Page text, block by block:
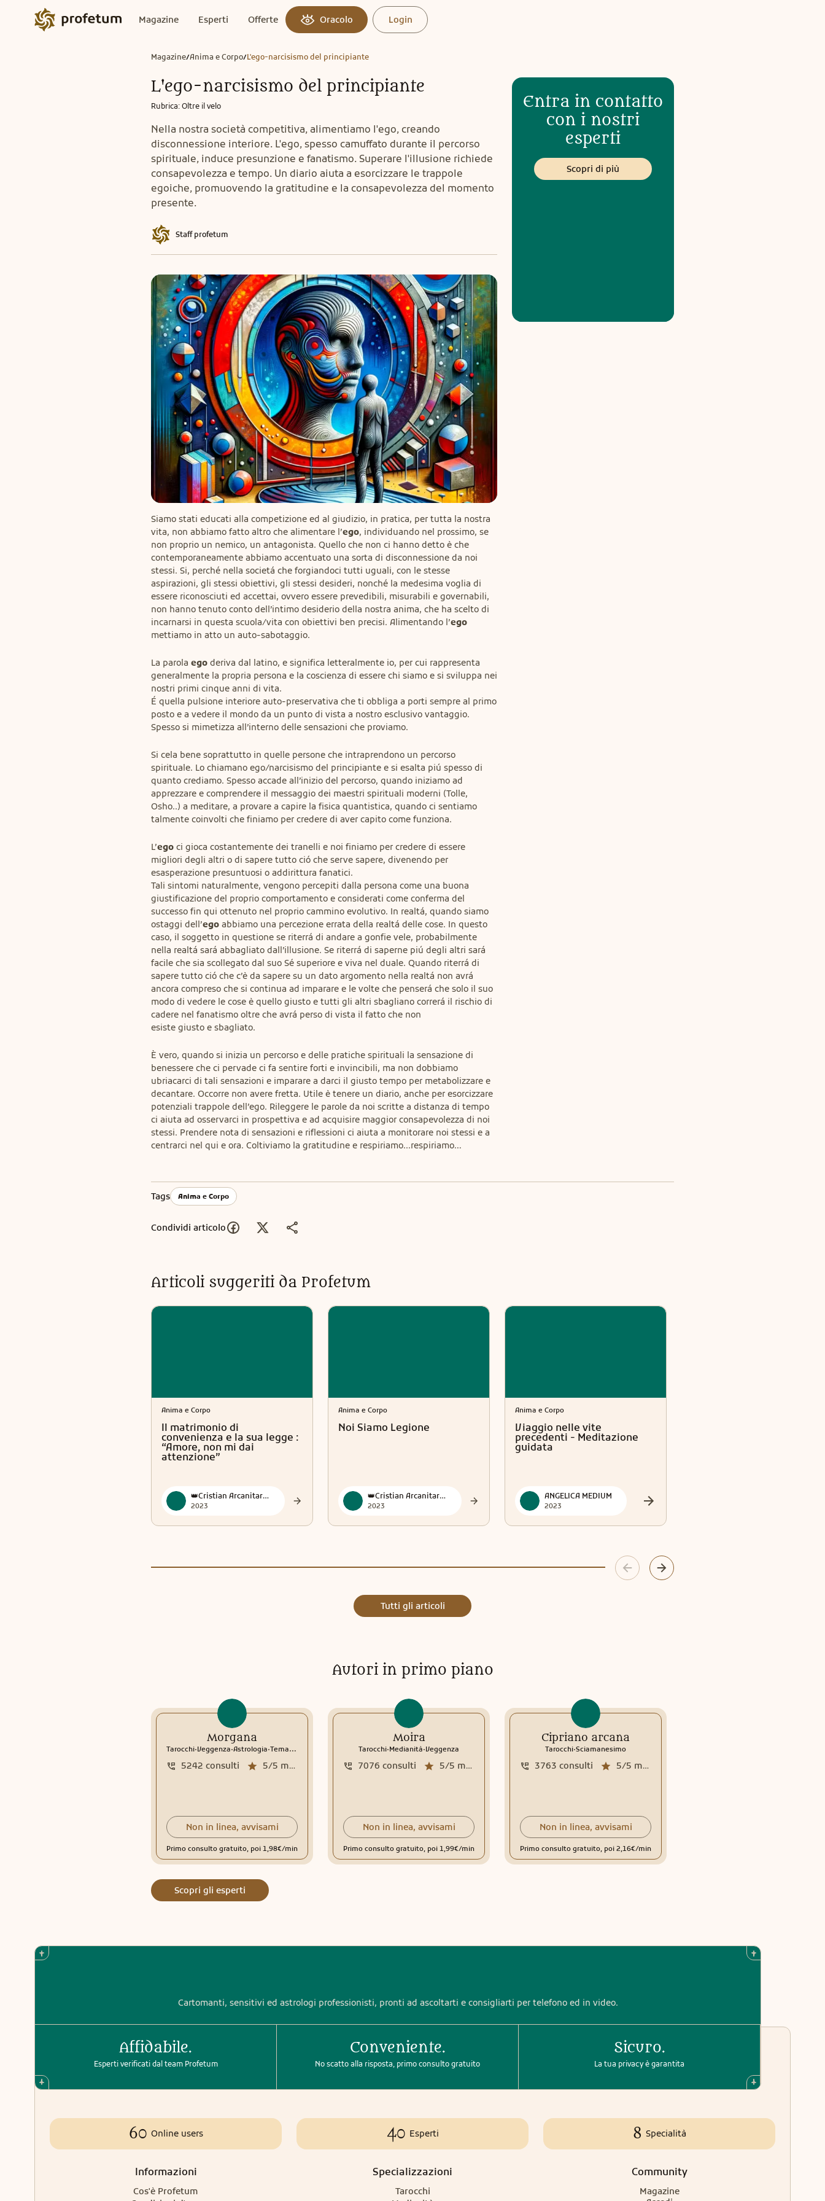
Magazine Esperti Offerte Oracolo Login
Magazine/Anima e Corpo/L'ego-narcisismo del principiante
L'ego-narcisismo del principiante
Rubrica: Oltre il velo
Nella nostra società competitiva, alimentiamo l'ego, creando
disconnessione interiore. L'ego, spesso camuffato durante il percorso
spirituale, induce presunzione e fanatismo. Superare l'illusione richiede
consapevolezza e tempo. Un diario aiuta a esorcizzare le trappole
egoiche, promuovendo la gratitudine e la consapevolezza del momento
presente.
Staff profetum
Siamo stati educati alla competizione ed al giudizio, in pratica, per tutta la nostra
vita, non abbiamo fatto altro che alimentare l’ego, individuando nel prossimo, se
non proprio un nemico, un antagonista. Quello che non ci hanno detto è che
contemporaneamente abbiamo accentuato una sorta di disconnessione da noi
stessi. Si, perché nella societá che forgiandoci tutti uguali, con le stesse
aspirazioni, gli stessi obiettivi, gli stessi desideri, nonché la medesima voglia di
essere riconosciuti ed accettai, ovvero essere prevedibili, misurabili e governabili,
non hanno tenuto conto dell’intimo desiderio della nostra anima, che ha scelto di
incarnarsi in questa scuola/vita con obiettivi ben precisi. Alimentando l’ego
mettiamo in atto un auto-sabotaggio.
La parola ego deriva dal latino, e significa letteralmente io, per cui rappresenta
generalmente la propria persona e la coscienza di essere chi siamo e si sviluppa nei
nostri primi cinque anni di vita.
É quella pulsione interiore auto-preservativa che ti obbliga a porti sempre al primo
posto e a vedere il mondo da un punto di vista a nostro esclusivo vantaggio.
Spesso si mimetizza all’interno delle sensazioni che proviamo.
Si cela bene soprattutto in quelle persone che intraprendono un percorso
spirituale. Lo chiamano ego/narcisismo del principiante e si esalta piú spesso di
quanto crediamo. Spesso accade all’inizio del percorso, quando iniziamo ad
apprezzare e comprendere il messaggio dei maestri spirituali moderni (Tolle,
Osho..) a meditare, a provare a capire la fisica quantistica, quando ci sentiamo
talmente coinvolti che finiamo per credere di aver capito come funziona.
L’ego ci gioca costantemente dei tranelli e noi finiamo per credere di essere
migliori degli altri o di sapere tutto ció che serve sapere, divenendo per
esasperazione presuntuosi o addirittura fanatici.
Tali sintomi naturalmente, vengono percepiti dalla persona come una buona
giustificazione del proprio comportamento e considerati come conferma del
successo fin qui ottenuto nel proprio cammino evolutivo. In realtá, quando siamo
ostaggi dell’ego abbiamo una percezione errata della realtá delle cose. In questo
caso, il soggetto in questione se riterrá di andare a gonfie vele, probabilmente
nella realtá sará abbagliato dall’illusione. Se riterrá di saperne piú degli altri sará
facile che sia scollegato dal suo Sé superiore e viva nel duale. Quando riterrá di
sapere tutto ció che c’è da sapere su un dato argomento nella realtá non avrá
ancora compreso che si continua ad imparare e le volte che penserá che solo il suo
modo di vedere le cose è quello giusto e tutti gli altri sbagliano correrá il rischio di
cadere nel fanatismo oltre che avrá perso di vista il fatto che non
esiste giusto e sbagliato.
È vero, quando si inizia un percorso e delle pratiche spirituali la sensazione di
benessere che ci pervade ci fa sentire forti e invincibili, ma non dobbiamo
ubriacarci di tali sensazioni e imparare a darci il giusto tempo per metabolizzare e
decantare. Occorre non avere fretta. Utile è tenere un diario, anche per esorcizzare
potenziali trappole dell’ego. Rileggere le parole da noi scritte a distanza di tempo
ci aiuta ad osservarci in prospettiva e ad acquisire maggior consapevolezza di noi
stessi. Prendere nota di sensazioni e riflessioni ci aiuta a monitorare noi stessi e a
centrarci nel qui e ora. Coltiviamo la gratitudine e respiriamo...respiriamo…
Entra in contatto
con i nostri
esperti
Scopri di più
Tags Anima e Corpo
Condividi articolo
Articoli suggeriti da Profetum
Anima e Corpo
Il matrimonio di
convenienza e la sua legge :
“Amore, non mi dai
attenzione”
👑Cristian Arcanitarocchi👑 Official
2023
Anima e Corpo
Noi Siamo Legione
👑Cristian Arcanitarocchi👑 Official
2023
Anima e Corpo
Viaggio nelle vite
precedenti - Meditazione
guidata
ANGELICA MEDIUM
2023
Tutti gli articoli
Autori in primo piano
Morgana
Tarocchi.Veggenza.Astrologia.Tema natale Interpretazione sogni
5/5 media recensioni
5242 consulti
Non in linea, avvisami
Primo consulto gratuito, poi 1,98€/min
Moira
Tarocchi.Medianità.Veggenza
5/5 media recensioni
7076 consulti
Non in linea, avvisami
Primo consulto gratuito, poi 1,99€/min
Cipriano arcana
Tarocchi.Sciamanesimo
5/5 media recensioni
3763 consulti
Non in linea, avvisami
Primo consulto gratuito, poi 2,16€/min
Scopri gli esperti
Cartomanti, sensitivi ed astrologi professionisti, pronti ad ascoltarti e consigliarti per telefono ed in video.
Affidabile.
Esperti verificati dal team Profetum
Conveniente.
No scatto alla risposta, primo consulto gratuito
Sicuro.
La tua privacy è garantita
60 Online users
Informazioni
Cos'è Profetum
40 Esperti
Specializzazioni
Tarocchi
8 Specialità
Community
Magazine